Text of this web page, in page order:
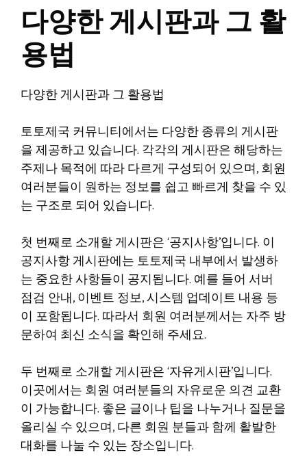
다양한 게시판과 그 활
용법
다양한 게시판과 그 활용법
토토제국 커뮤니티에서는 다양한 종류의 게시판
을 제공하고 있습니다. 각각의 게시판은 해당하는
주제나 목적에 따라 다르게 구성되어 있으며, 회원
여러분들이 원하는 정보를 쉽고 빠르게 찾을 수 있
는 구조로 되어 있습니다.
첫 번째로 소개할 게시판은 ‘공지사항’입니다. 이
공지사항 게시판에는 토토제국 내부에서 발생하
는 중요한 사항들이 공지됩니다. 예를 들어 서버
점검 안내, 이벤트 정보, 시스템 업데이트 내용 등
이 포함됩니다. 따라서 회원 여러분께서는 자주 방
문하여 최신 소식을 확인해 주세요.
두 번째로 소개할 게시판은 ‘자유게시판’입니다.
이곳에서는 회원 여러분들의 자유로운 의견 교환
이 가능합니다. 좋은 글이나 팁을 나누거나 질문을
올리실 수 있으며, 다른 회원 분들과 함께 활발한
대화를 나눌 수 있는 장소입니다.